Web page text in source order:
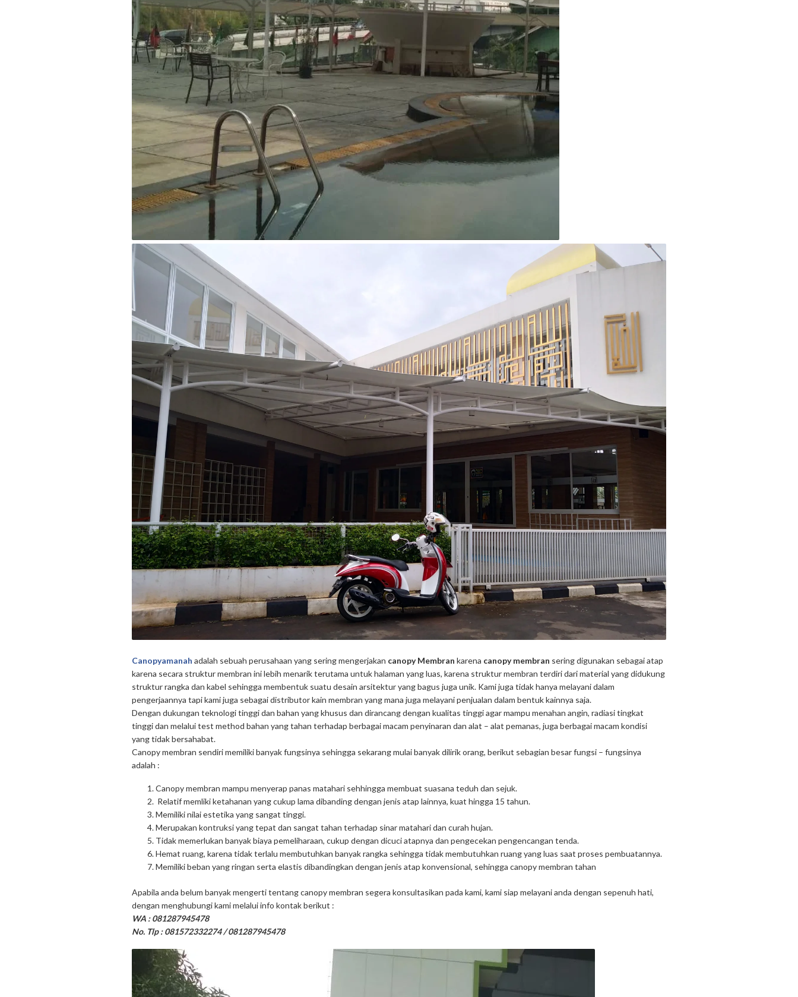
Canopyamanah adalah sebuah perusahaan yang sering mengerjakan canopy Membran karena canopy membran sering digunakan sebagai atap
karena secara struktur membran ini lebih menarik terutama untuk halaman yang luas, karena struktur membran terdiri dari material yang didukung
struktur rangka dan kabel sehingga membentuk suatu desain arsitektur yang bagus juga unik. Kami juga tidak hanya melayani dalam
pengerjaannya tapi kami juga sebagai distributor kain membran yang mana juga melayani penjualan dalam bentuk kainnya saja.
Dengan dukungan teknologi tinggi dan bahan yang khusus dan dirancang dengan kualitas tinggi agar mampu menahan angin, radiasi tingkat
tinggi dan melalui test method bahan yang tahan terhadap berbagai macam penyinaran dan alat – alat pemanas, juga berbagai macam kondisi
yang tidak bersahabat.
Canopy membran sendiri memiliki banyak fungsinya sehingga sekarang mulai banyak dilirik orang, berikut sebagian besar fungsi – fungsinya
adalah :
Canopy membran mampu menyerap panas matahari sehhingga membuat suasana teduh dan sejuk.
Relatif memliki ketahanan yang cukup lama dibanding dengan jenis atap lainnya, kuat hingga 15 tahun.
Memiliki nilai estetika yang sangat tinggi.
Merupakan kontruksi yang tepat dan sangat tahan terhadap sinar matahari dan curah hujan.
Tidak memerlukan banyak biaya pemeliharaan, cukup dengan dicuci atapnya dan pengecekan pengencangan tenda.
Hemat ruang, karena tidak terlalu membutuhkan banyak rangka sehingga tidak membutuhkan ruang yang luas saat proses pembuatannya.
Memiliki beban yang ringan serta elastis dibandingkan dengan jenis atap konvensional, sehingga canopy membran tahan
Apabila anda belum banyak mengerti tentang canopy membran segera konsultasikan pada kami, kami siap melayani anda dengan sepenuh hati,
dengan menghubungi kami melalui info kontak berikut :
WA : 081287945478
No. Tlp : 081572332274 / 081287945478